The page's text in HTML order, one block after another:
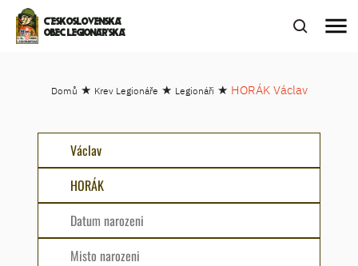
ČESKOSLOVENSKÁ
OBEC LEGIONÁŘSKÁ
menu
Domů ★ Krev Legionáře ★ Legionáři ★ HORÁK Václav